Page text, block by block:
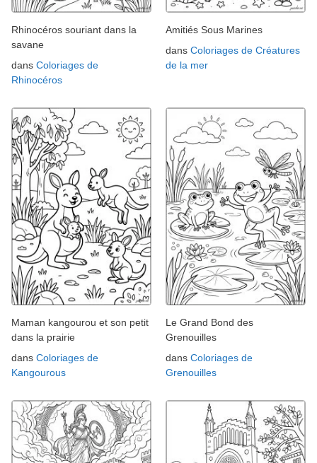
Rhinocéros souriant dans la
savane
dans Coloriages de
Rhinocéros
Amitiés Sous Marines
dans Coloriages de Créatures
de la mer
Maman kangourou et son petit
dans la prairie
dans Coloriages de
Kangourous
Le Grand Bond des
Grenouilles
dans Coloriages de
Grenouilles